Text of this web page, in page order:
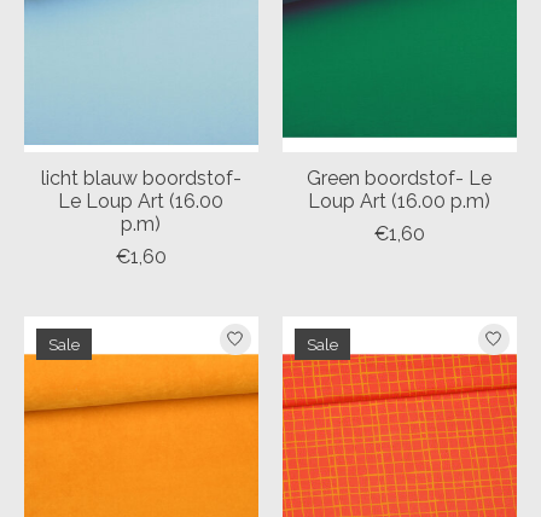
licht blauw boordstof-
Le Loup Art (16.00
p.m)
€1,60
Green boordstof- Le
Loup Art (16.00 p.m)
€1,60
Sale Sale